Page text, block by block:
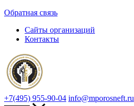
Обратная связь
Сайты организаций
Контакты
+7(495) 955-90-04 info@mporosneft.ru